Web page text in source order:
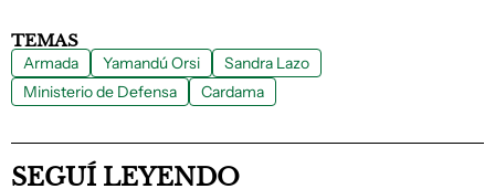
TEMAS
Armada Yamandú Orsi
Sandra Lazo
Ministerio de Defensa
Cardama
SEGUÍ LEYENDO